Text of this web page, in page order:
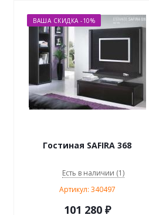
ВАША СКИДКА -10%
Гостиная SAFIRA 368
Есть в наличии (1)
Артикул: 340497
101 280₽